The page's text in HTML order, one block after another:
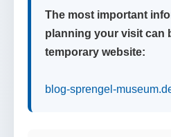
The most important
planning your visit can
temporary website:
blog-sprengel-